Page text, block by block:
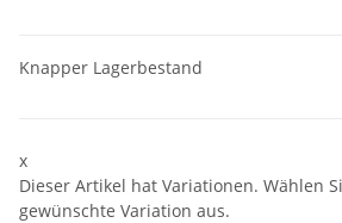
Knapper Lagerbestand
x
Dieser Artikel hat Variationen. Wählen
gewünschte Variation aus.